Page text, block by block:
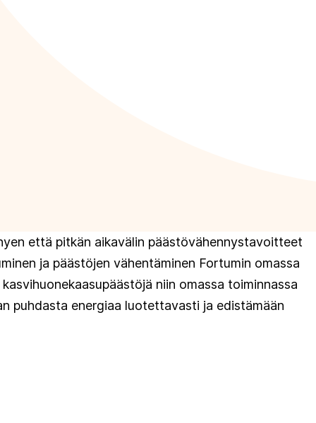
että pitkän aikavälin päästövähennystavoitteet
ja päästöjen vähentäminen Fortumin omassa
niin omassa toiminnassa
puhdasta energiaa luotettavasti ja edistämään